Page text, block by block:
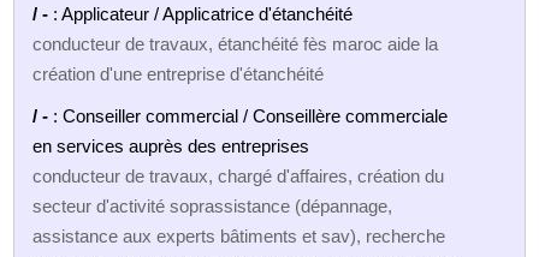
/ - : Applicateur / Applicatrice d'étanchéité
conducteur de travaux, étanchéité fès maroc aide la
création d'une entreprise d'étanchéité
/ - : Conseiller commercial / Conseillère commerciale
en services auprès des entreprises
conducteur de travaux, chargé d'affaires, création du
secteur d'activité soprassistance (dépannage,
assistance aux experts bâtiments et sav), recherche